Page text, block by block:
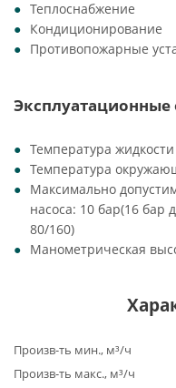
Теплоснабжение
Кондиционирование
Противопожарные
Эксплуатационные
Температура жидкости
Температура
Максимально
насоса: 10 бар(16 бар
80/160)
Манометрическая
Произв-ть мин., м³/ч
Произв-ть макс., м³/ч